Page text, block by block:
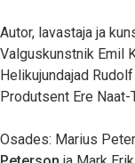
Autor, lavastaja ja
Valguskunstnik Emil
Helikujundajad
Produtsent Ere Naat-
Osades: Marius